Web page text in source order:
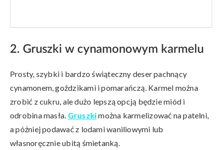
2. Gruszki w cynamonowym karmelu
Prosty, szybki i bardzo świąteczny deser pachnący
cynamonem, goździkami i pomarańczą. Karmel można
zrobić z cukru, ale dużo lepszą opcją będzie miód i
odrobina masła. Gruszkimożna karmelizować na patelni,
a później podawać z lodami waniliowymi lub
własnoręcznie ubitą śmietanką.